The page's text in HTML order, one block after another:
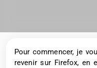
Pour commencer, je
revenir sur Firefox, en